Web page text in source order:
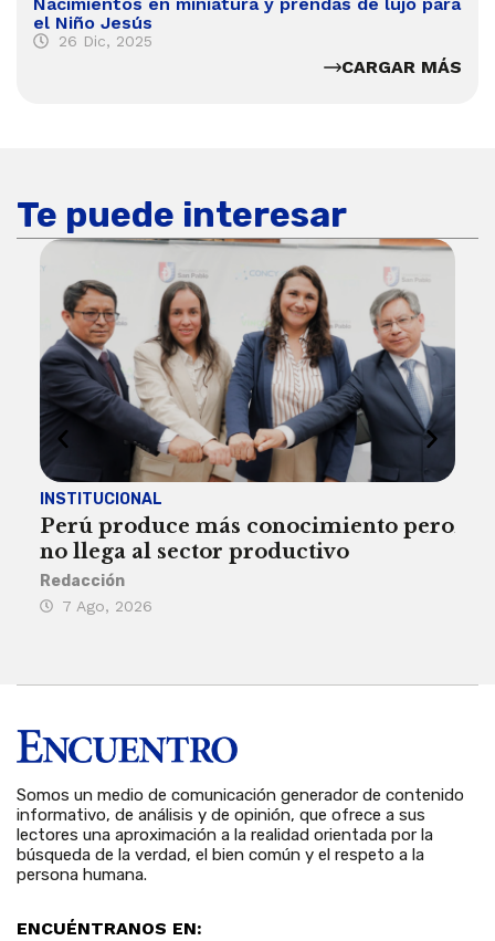
el Niño Jesús
26 Dic, 2025
CARGAR MÁS
Te puede interesar
INSTITUCIONAL
Perú produce más conocimiento pero
no llega al sector productivo
Redacción
7 Ago, 2026
Somos un medio de comunicación generador de contenido
informativo, de análisis y de opinión, que ofrece a sus
lectores una aproximación a la realidad orientada por la
búsqueda de la verdad, el bien común y el respeto a la
persona humana.
ENCUÉNTRANOS EN: